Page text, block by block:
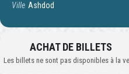
Ville Ashdod
ACHAT DE BILLETS
Les billets ne sont pas disponibles à la